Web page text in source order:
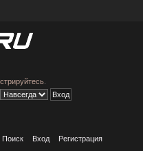
Поиск Вход Регистрация